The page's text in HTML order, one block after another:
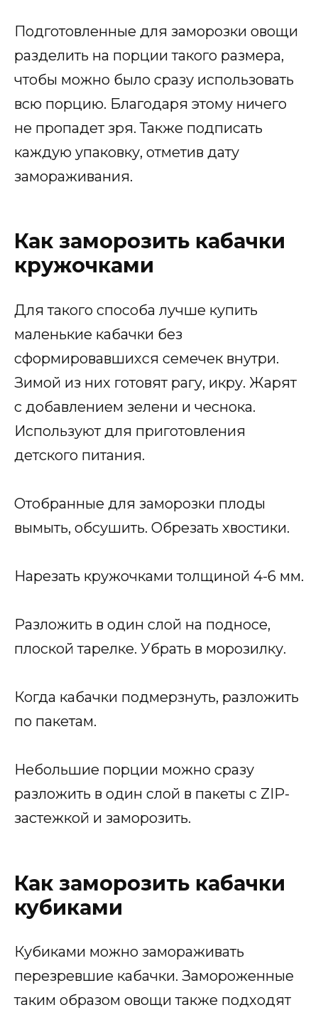
Подготовленные для заморозки овощи
разделить на порции такого размера,
чтобы можно было сразу использовать
всю порцию. Благодаря этому ничего
не пропадет зря. Также подписать
каждую упаковку, отметив дату
замораживания.
Как заморозить кабачки
кружочками
Для такого способа лучше купить
маленькие кабачки без
сформировавшихся семечек внутри.
Зимой из них готовят рагу, икру. Жарят
с добавлением зелени и чеснока.
Используют для приготовления
детского питания.
Отобранные для заморозки плоды
вымыть, обсушить. Обрезать хвостики.
Нарезать кружочками толщиной 4-6 мм.
Разложить в один слой на подносе,
плоской тарелке. Убрать в морозилку.
Когда кабачки подмерзнуть, разложить
по пакетам.
Небольшие порции можно сразу
разложить в один слой в пакеты с ZIP-
застежкой и заморозить.
Как заморозить кабачки
кубиками
Кубиками можно замораживать
перезревшие кабачки. Замороженные
таким образом овощи также подходят